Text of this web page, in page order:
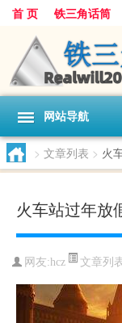
首 页 铁三角话筒
网站导航
> 文章列表 > 火
火车站过年放
网友:hcz 文章列